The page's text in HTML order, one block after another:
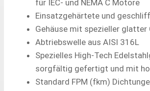
für IEC- und NEMA C Motore
Einsatzgehärtete und
Gehäuse mit spezieller glatter
Abtriebswelle aus AISI 316L
Spezielles High-Tech
sorgfältig gefertigt und mit
Standard FPM (fkm)